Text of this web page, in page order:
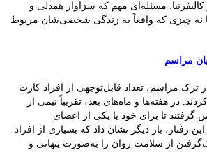
مسئله‌ای مهم که سزاوار همدلی و
چیزی که واقعاً به زندگی شخصی‌شان مربوط
مراسم
ترک مراسم، تعداد قابل‌توجهی از افراد کارت
در هفته‌ها و ماه‌های بعد، تقریباً نیمی از
تا برای خود یا یکی از اعضای
رفتار، بار دیگر نشان داد که بسیاری از افراد
از سلامت روان را به‌صورت پنهانی و